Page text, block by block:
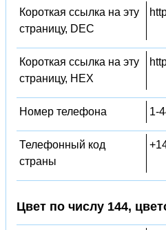
Короткая ссылка на эту
страницу, DEC
Короткая ссылка на эту
страницу, HEX
Номер телефона 1-
Телефонный код
страны
Цвет по числу 144,